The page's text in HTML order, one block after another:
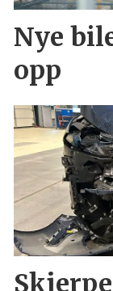
Nye
opp